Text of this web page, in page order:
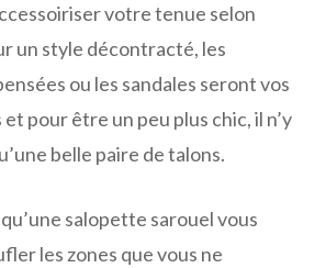
votre tenue selon
un style décontracté, les
ou les sandales seront vos
pour être un peu plus chic, il n’y
belle paire de talons.
salopette sarouel vous
les zones que vous ne